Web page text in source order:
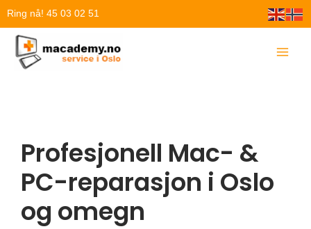
Hopp
innholdet
Ring nå! 45 03 02 51
Profesjonell Mac- &
PC-reparasjon i Oslo
og omegn